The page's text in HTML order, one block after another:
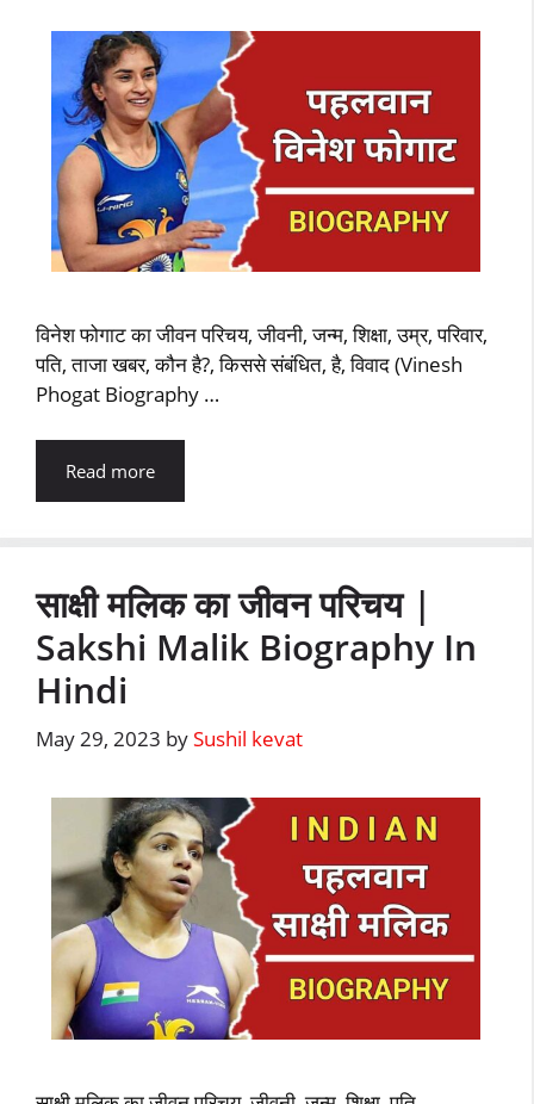
विनेश फोगाट का जीवन परिचय, जीवनी, जन्म, शिक्षा, उम्र, परिवार,
पति, ताजा खबर, कौन है?, किससे संबंधित, है, विवाद (Vinesh
Phogat Biography …
Read more
साक्षी मलिक का जीवन परिचय |
Sakshi Malik Biography In
Hindi
May 29, 2023 bySushil kevat